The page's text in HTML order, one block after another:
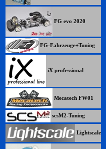
FG evo 2020
FG-Fahrzeuge+Tuning
iX professional
Mecatech FW01
scsM2-Tuning
Lightscale